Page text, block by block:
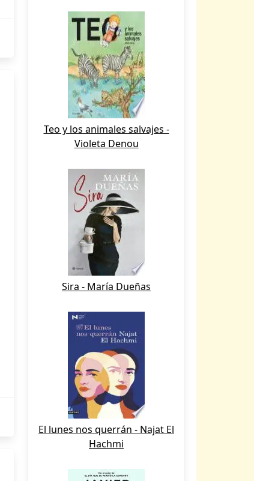
Teo y los animales salvajes -
Violeta Denou
Sira - María Dueñas
El lunes nos querrán - Najat El
Hachmi